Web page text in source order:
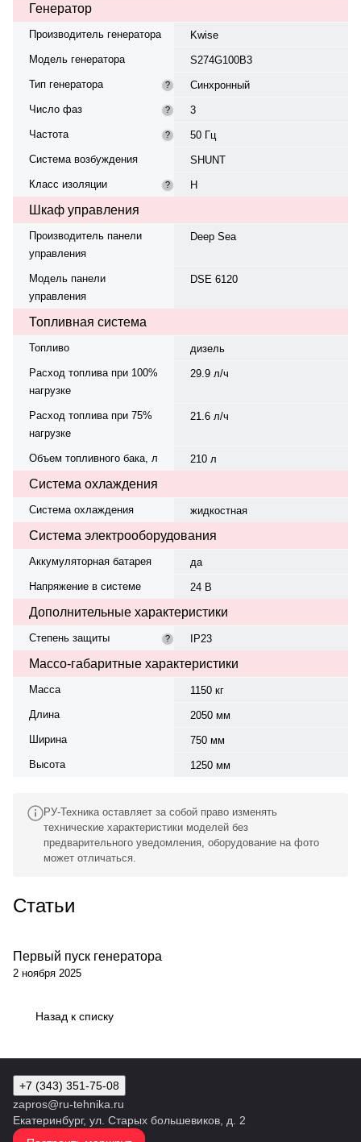
Генератор
Производитель генератора
Kwise
Модель генератора
S274G100B3
Тип генератора
?
Синхронный
Число фаз
?
3
Частота
?
50 Гц
Система возбуждения
SHUNT
Класс изоляции
? H
Шкаф управления
Производитель панели
управления
Deep Sea
Модель панели
управления
DSE 6120
Топливная система
Топливо
дизель
Расход топлива при 100%
нагрузке
29.9 л/ч
Расход топлива при 75%
нагрузке
21.6 л/ч
Объем топливного бака, л 210 л
Система охлаждения
Система охлаждения жидкостная
Система электрооборудования
Аккумуляторная батарея
да
Напряжение в системе
24 В
Дополнительные характеристики
Степень защиты ? IP23
Массо-габаритные характеристики
Масса
1150 кг
Длина
2050 мм
Ширина
750 мм
Высота
1250 мм
РУ-Техника оставляет за собой право изменять
технические характеристики моделей без
предварительного уведомления, оборудование на фото
может отличаться.
Статьи
Обсуживание
Первый пуск генератора
2 ноября 2025
Назад к списку
+7 (343) 351-75-08
zapros@ru-tehnika.ru
Екатеринбург, ул. Старых большевиков, д. 2